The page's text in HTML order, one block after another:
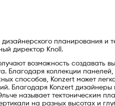
планирования и
директор Knoll.
возможность создавать
Благодаря коллекции панелей,
способов, Konzert может
Благодаря Konzert дизайнеры
называет тектоническим
на разных высотах и